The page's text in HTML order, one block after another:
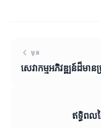
មុន
សេវាកម្មអភិវឌ្ឍន៍ដ៏មាន
ឥទ្ធិពល